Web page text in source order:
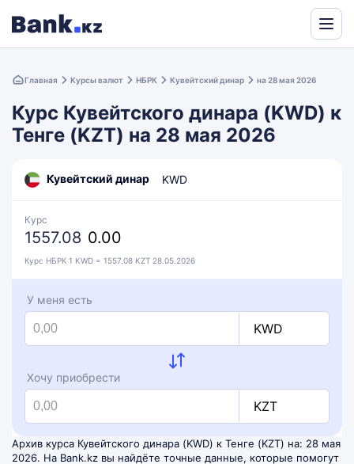
Translate
Главная Курсы валют НБРК Кувейтский динар на 28 мая 2026
Курс Кувейтского динара (KWD) к
Тенге (KZT) на 28 мая 2026
Кувейтский динар KWD
Курс
1557.08 0.00
Курс НБРК 1 KWD = 1557.08 KZT 28.05.2026
У меня есть
KWD
Хочу приобрести
KZT
Архив курса Кувейтского динара (KWD) к Тенге (KZT) на: 28 мая
2026. На Bank.kz вы найдёте точные данные, которые помогут